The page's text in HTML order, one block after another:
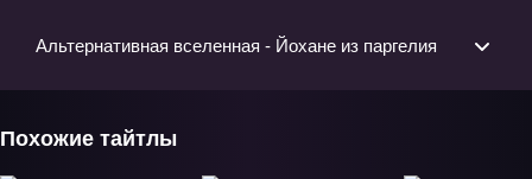
Альтернативная вселенная - Йохане из паргелия
Похожие тайтлы